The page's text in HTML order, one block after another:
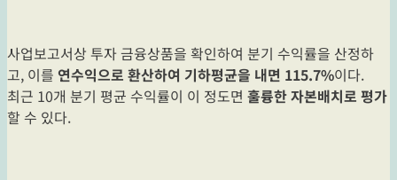
사업보고서상 투자 금융상품을 확인하여 분기 수익률을 산정하
고, 이를 연수익으로 환산하여 기하평균을 내면 115.7%이다.
최근 10개 분기 평균 수익률이 이 정도면 훌륭한 자본배치로 평가
할 수 있다.